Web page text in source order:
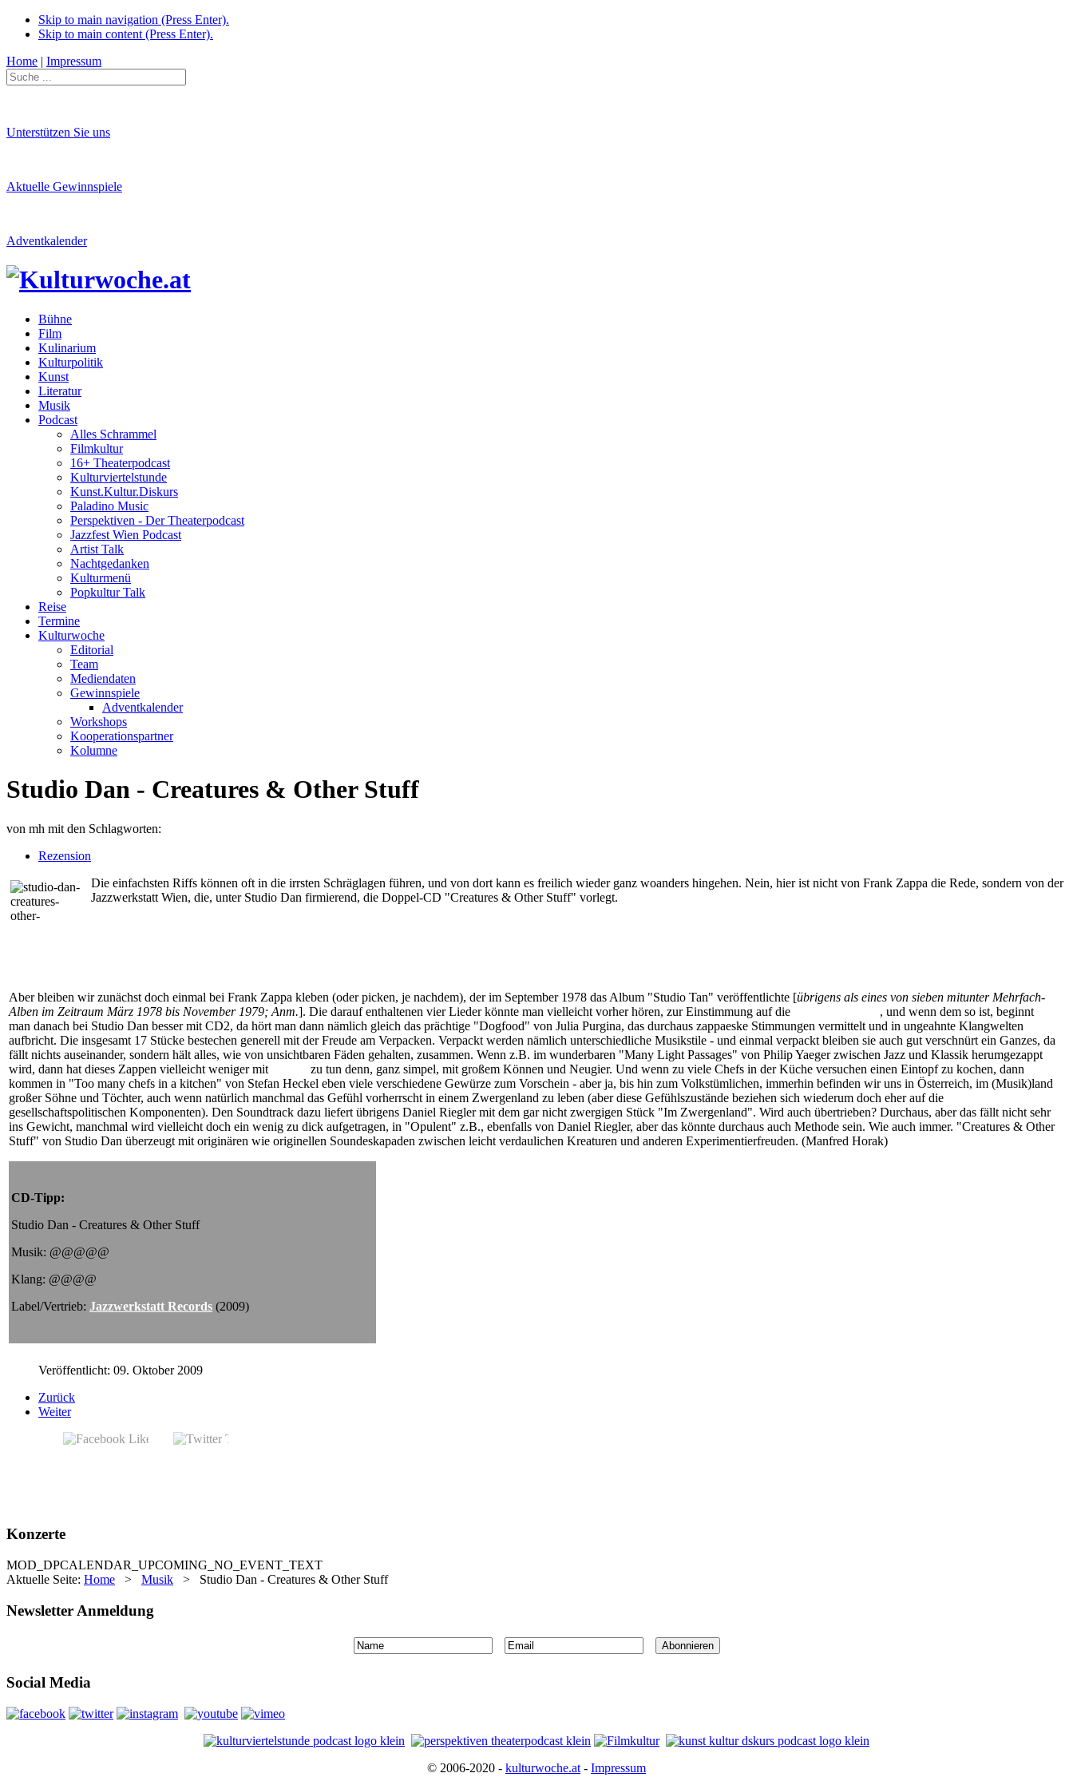
Skip to main navigation (Press Enter).
Skip to main content (Press Enter).
Home | Impressum
Unterstützen Sie uns
Aktuelle Gewinnspiele
Adventkalender
Bühne
Film
Kulinarium
Kulturpolitik
Kunst
Literatur
Musik
Podcast
Alles Schrammel
Filmkultur
16+ Theaterpodcast
Kulturviertelstunde
Kunst.Kultur.Diskurs
Paladino Music
Perspektiven - Der Theaterpodcast
Jazzfest Wien Podcast
Artist Talk
Nachtgedanken
Kulturmenü
Popkultur Talk
Reise
Termine
Kulturwoche
Editorial
Team
Mediendaten
Gewinnspiele
Adventkalender
Workshops
Kooperationspartner
Kolumne
Studio Dan - Creatures & Other Stuff
von mh mit den Schlagworten:
Rezension
Die einfachsten Riffs können oft in die irrsten Schräglagen führen, und von dort kann es freilich wieder ganz woanders hingehen. Nein, hier ist nicht von Frank Zappa die Rede, sondern von der
Jazzwerkstatt Wien, die, unter Studio Dan firmierend, die Doppel-CD "Creatures & Other Stuff" vorlegt.
Aber bleiben wir zunächst doch einmal bei Frank Zappa kleben (oder picken, je nachdem), der im September 1978 das Album "Studio Tan" veröffentlichte [übrigens als eines von sieben mitunter Mehrfach-
Alben im Zeitraum März 1978 bis November 1979; Anm.]. Die darauf enthaltenen vier Lieder könnte man vielleicht vorher hören, zur Einstimmung auf die
, und wenn dem so ist, beginnt
man danach bei Studio Dan besser mit CD2, da hört man dann nämlich gleich das prächtige "Dogfood" von Julia Purgina, das durchaus zappaeske Stimmungen vermittelt und in ungeahnte Klangwelten
aufbricht. Die insgesamt 17 Stücke bestechen generell mit der Freude am Verpacken. Verpackt werden nämlich unterschiedliche Musikstile - und einmal verpackt bleiben sie auch gut verschnürt ein Ganzes, da
fällt nichts auseinander, sondern hält alles, wie von unsichtbaren Fäden gehalten, zusammen. Wenn z.B. im wunderbaren "Many Light Passages" von Philip Yaeger zwischen Jazz und Klassik herumgezappt
wird, dann hat dieses Zappen vielleicht weniger mit
zu tun denn, ganz simpel, mit großem Können und Neugier. Und wenn zu viele Chefs in der Küche versuchen einen Eintopf zu kochen, dann
kommen in "Too many chefs in a kitchen" von Stefan Heckel eben viele verschiedene Gewürze zum Vorschein - aber ja, bis hin zum Volkstümlichen, immerhin befinden wir uns in Österreich, im (Musik)land
großer Söhne und Töchter, auch wenn natürlich manchmal das Gefühl vorherrscht in einem Zwergenland zu leben (aber diese Gefühlszustände beziehen sich wiederum doch eher auf die
gesellschaftspolitischen Komponenten). Den Soundtrack dazu liefert übrigens Daniel Riegler mit dem gar nicht zwergigen Stück "Im Zwergenland". Wird auch übertrieben? Durchaus, aber das fällt nicht sehr
ins Gewicht, manchmal wird vielleicht doch ein wenig zu dick aufgetragen, in "Opulent" z.B., ebenfalls von Daniel Riegler, aber das könnte durchaus auch Methode sein. Wie auch immer. "Creatures & Other
Stuff" von Studio Dan überzeugt mit originären wie originellen Soundeskapaden zwischen leicht verdaulichen Kreaturen und anderen Experimentierfreuden. (Manfred Horak)
CD-Tipp:
Studio Dan - Creatures & Other Stuff
Musik: @@@@@
Klang: @@@@
Label/Vertrieb: Jazzwerkstatt Records (2009)
Veröffentlicht: 09. Oktober 2009
Zurück
Weiter
Konzerte
MOD_DPCALENDAR_UPCOMING_NO_EVENT_TEXT
Aktuelle Seite: Home > Musik > Studio Dan - Creatures & Other Stuff
Newsletter Anmeldung
Social Media
© 2006-2020 - kulturwoche.at - Impressum